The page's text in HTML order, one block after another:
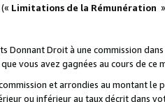
(« Limitations de la Rémunération
Droit à une commission
vous avez gagnées au cours de ce
et arrondies au montant le
ou inférieur au taux décrit dans